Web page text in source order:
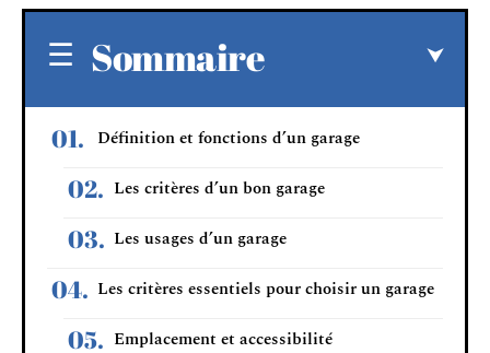
Sommaire
Définition et fonctions d’un garage
Les critères d’un bon garage
Les usages d’un garage
Les critères essentiels pour choisir un garage
Emplacement et accessibilité